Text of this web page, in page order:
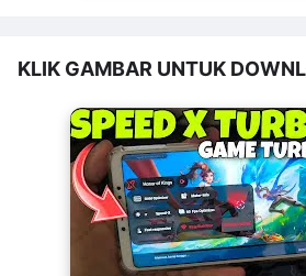
KLIK GAMBAR UNTUK